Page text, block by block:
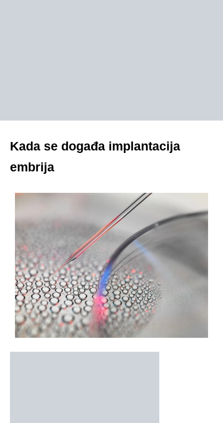
Kada se događa implantacija
embrija